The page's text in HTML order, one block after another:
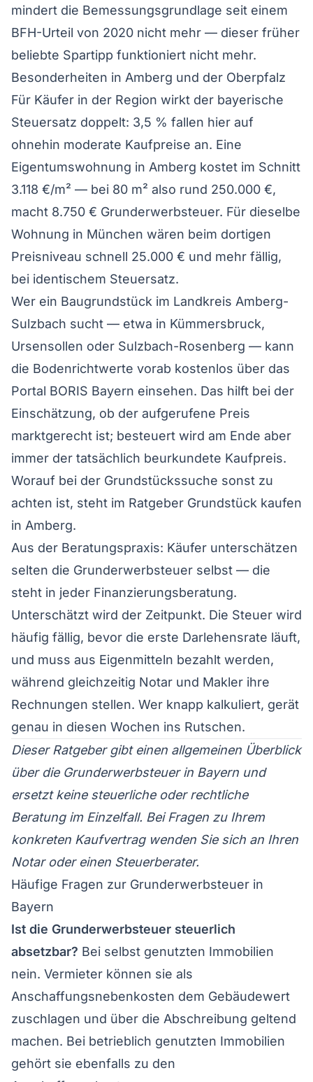
mindert die Bemessungsgrundlage seit einem
BFH-Urteil von 2020 nicht mehr — dieser früher
beliebte Spartipp funktioniert nicht mehr.
Besonderheiten in Amberg und der Oberpfalz
Für Käufer in der Region wirkt der bayerische
Steuersatz doppelt: 3,5 % fallen hier auf
ohnehin moderate Kaufpreise an. Eine
Eigentumswohnung in Amberg kostet im Schnitt
3.118 €/m² — bei 80 m² also rund 250.000 €,
macht 8.750 € Grunderwerbsteuer. Für dieselbe
Wohnung in München wären beim dortigen
Preisniveau schnell 25.000 € und mehr fällig,
bei identischem Steuersatz.
Wer ein Baugrundstück im Landkreis Amberg-
Sulzbach sucht — etwa in Kümmersbruck,
Ursensollen oder Sulzbach-Rosenberg — kann
die Bodenrichtwerte vorab kostenlos über das
Portal BORIS Bayern einsehen. Das hilft bei der
Einschätzung, ob der aufgerufene Preis
marktgerecht ist; besteuert wird am Ende aber
immer der tatsächlich beurkundete Kaufpreis.
Worauf bei der Grundstückssuche sonst zu
achten ist, steht im Ratgeber Grundstück kaufen
in Amberg.
Aus der Beratungspraxis: Käufer unterschätzen
selten die Grunderwerbsteuer selbst — die
steht in jeder Finanzierungsberatung.
Unterschätzt wird der Zeitpunkt. Die Steuer wird
häufig fällig, bevor die erste Darlehensrate läuft,
und muss aus Eigenmitteln bezahlt werden,
während gleichzeitig Notar und Makler ihre
Rechnungen stellen. Wer knapp kalkuliert, gerät
genau in diesen Wochen ins Rutschen.
Dieser Ratgeber gibt einen allgemeinen Überblick
über die Grunderwerbsteuer in Bayern und
ersetzt keine steuerliche oder rechtliche
Beratung im Einzelfall. Bei Fragen zu Ihrem
konkreten Kaufvertrag wenden Sie sich an Ihren
Notar oder einen Steuerberater.
Häufige Fragen zur Grunderwerbsteuer in
Bayern
Ist die Grunderwerbsteuer steuerlich
absetzbar? Bei selbst genutzten Immobilien
nein. Vermieter können sie als
Anschaffungsnebenkosten dem Gebäudewert
zuschlagen und über die Abschreibung geltend
machen. Bei betrieblich genutzten Immobilien
gehört sie ebenfalls zu den